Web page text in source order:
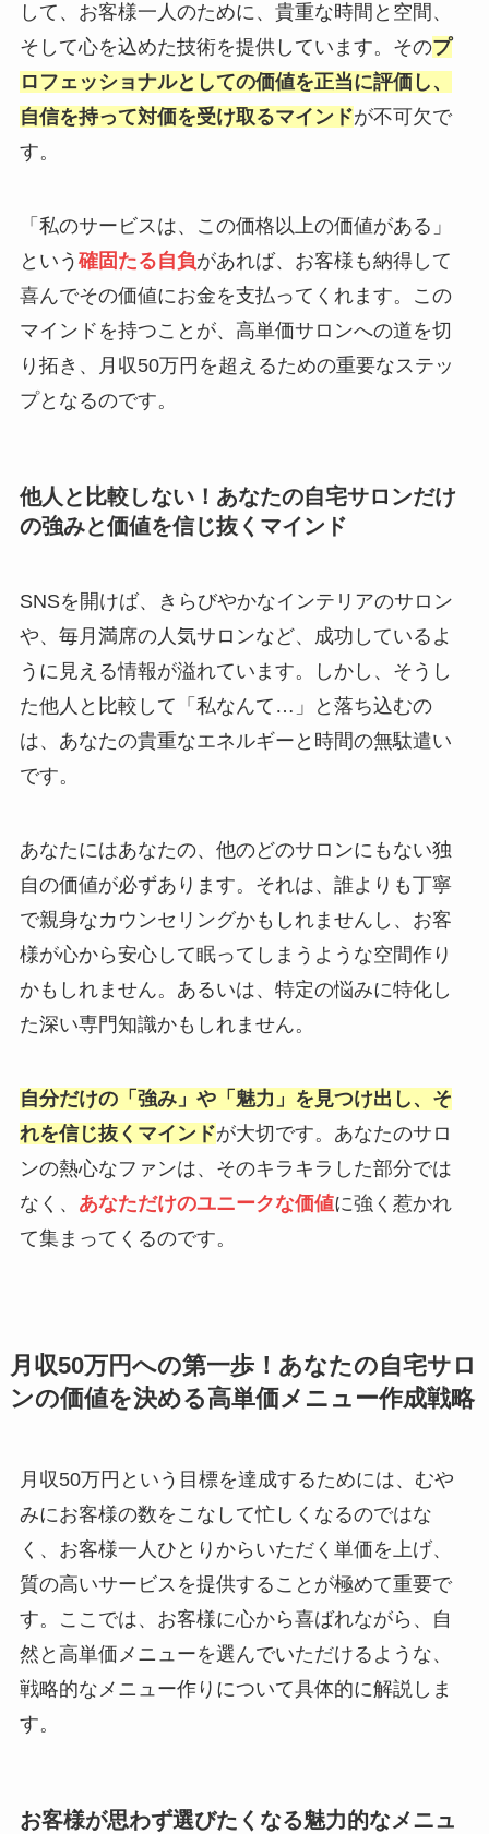
して、お客様一人のために、貴重な時間と空間、
そして心を込めた技術を提供しています。そのプ
ロフェッショナルとしての価値を正当に評価し、
自信を持って対価を受け取るマインドが不可欠で
す。
「私のサービスは、この価格以上の価値がある」
という 確固たる自負があれば、お客様も納得して
喜んでその価値にお金を支払ってくれます。この
マインドを持つことが、高単価サロンへの道を切
り拓き、月収50万円を超えるための重要なステッ
プとなるのです。
他人と比較しない！あなたの自宅サロンだけ
の強みと価値を信じ抜くマインド
SNSを開けば、きらびやかなインテリアのサロン
や、毎月満席の人気サロンなど、成功しているよ
うに見える情報が溢れています。しかし、そうし
た他人と比較して「私なんて…」と落ち込むの
は、あなたの貴重なエネルギーと時間の無駄遣い
です。
あなたにはあなたの、他のどのサロンにもない独
自の価値が必ずあります。それは、誰よりも丁寧
で親身なカウンセリングかもしれませんし、お客
様が心から安心して眠ってしまうような空間作り
かもしれません。あるいは、特定の悩みに特化し
た深い専門知識かもしれません。
自分だけの「強み」や「魅力」を見つけ出し、そ
れを信じ抜くマインドが大切です。あなたのサロ
ンの熱心なファンは、そのキラキラした部分では
なく、 あなただけのユニークな価値に強く惹かれ
て集まってくるのです。
月収50万円への第一歩！あなたの自宅サロ
ンの価値を決める高単価メニュー作成戦略
月収50万円という目標を達成するためには、むや
みにお客様の数をこなして忙しくなるのではな
く、お客様一人ひとりからいただく単価を上げ、
質の高いサービスを提供することが極めて重要で
す。ここでは、お客様に心から喜ばれながら、自
然と高単価メニューを選んでいただけるような、
戦略的なメニュー作りについて具体的に解説しま
す。
お客様が思わず選びたくなる魅力的なメニュ